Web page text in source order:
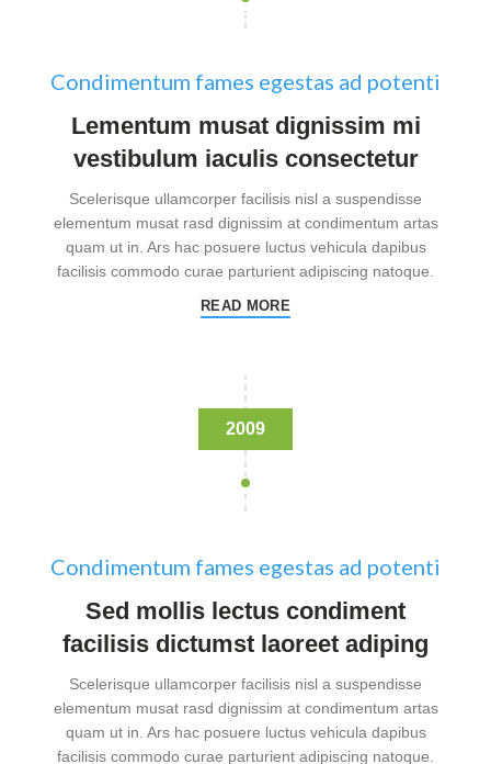
Condimentum fames egestas ad potenti
Lementum musat dignissim mi
vestibulum iaculis consectetur
Scelerisque ullamcorper facilisis nisl a suspendisse
elementum musat rasd dignissim at condimentum artas
quam ut in. Ars hac posuere luctus vehicula dapibus
facilisis commodo curae parturient adipiscing natoque.
READ MORE
2009
Condimentum fames egestas ad potenti
Sed mollis lectus condiment
facilisis dictumst laoreet adiping
Scelerisque ullamcorper facilisis nisl a suspendisse
elementum musat rasd dignissim at condimentum artas
quam ut in. Ars hac posuere luctus vehicula dapibus
facilisis commodo curae parturient adipiscing natoque.